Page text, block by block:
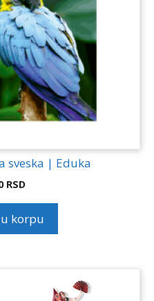
sveska | Eduka
RSD
korpu